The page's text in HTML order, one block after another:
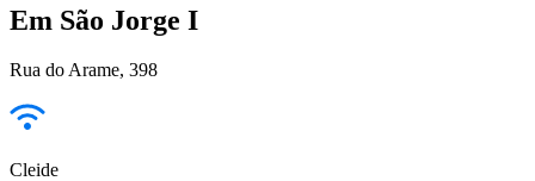
Em São Jorge I
Rua do Arame, 398
Cleide